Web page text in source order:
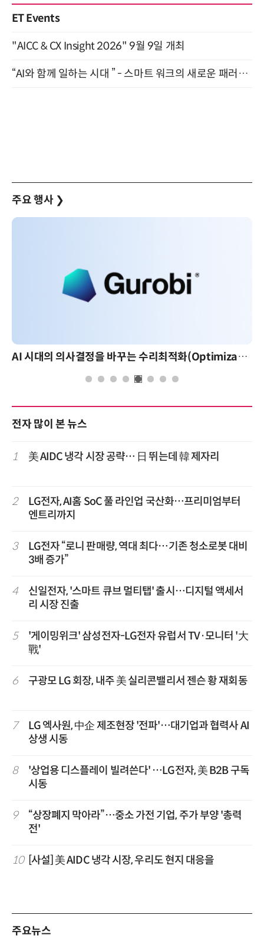
ET Events
"AICC & CX Insight 2026" 9월 9일 개최
“AI와 함께 일하는 시대 ” - 스마트 워크의 새로운 패러다임 (9/11)
주요 행사 ❯
AI 시대의 의사결정을 바꾸는 수리최적화(Optimization): 실제 산업 적용 사례와 활용 전략
전자 많이 본 뉴스
1 美 AIDC 냉각 시장 공략… 日 뛰는데 韓 제자리
2
LG전자, AI홈 SoC 풀 라인업 국산화…프리미엄부터
엔트리까지
3
LG전자 “로니 판매량, 역대 최다…기존 청소로봇 대비
3배 증가”
4
신일전자, '스마트 큐브 멀티탭' 출시…디지털 액세서
리 시장 진출
5
'게이밍위크' 삼성전자-LG전자 유럽서 TV·모니터 '大
戰'
6 구광모 LG 회장, 내주 美 실리콘밸리서 젠슨 황 재회동
7
LG 엑사원, 中企 제조현장 '전파'…대기업과 협력사 AI
상생 시동
8
'상업용 디스플레이 빌려쓴다' …LG전자, 美 B2B 구독
시동
9
“상장폐지 막아라”…중소 가전 기업, 주가 부양 '총력
전'
10 [사설] 美 AIDC 냉각 시장, 우리도 현지 대응을
주요뉴스